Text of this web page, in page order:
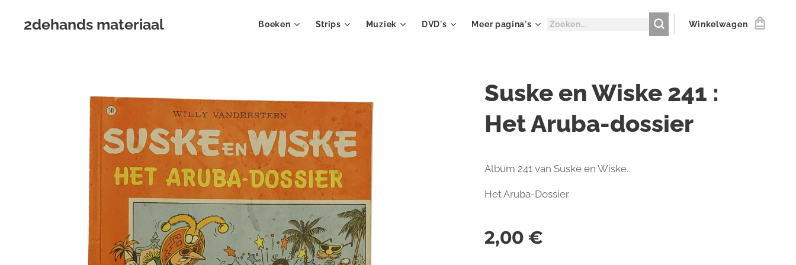
2dehands materiaal Boeken Strips Muziek DVD's Meer pagina's Winkelwagen
Suske en Wiske 241 :
Het Aruba-dossier
Album 241 van Suske en Wiske.
Het Aruba-Dossier.
2,00 €